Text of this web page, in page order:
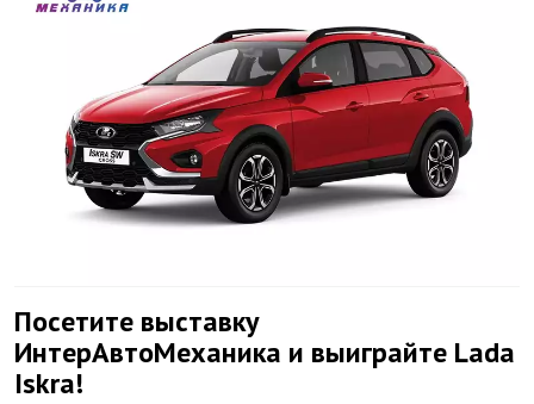
Посетите выставку
ИнтерАвтоМеханика и выиграйте Lada
Iskra!